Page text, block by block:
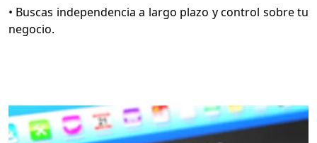
• Buscas independencia a largo plazo y control sobre tu
negocio.